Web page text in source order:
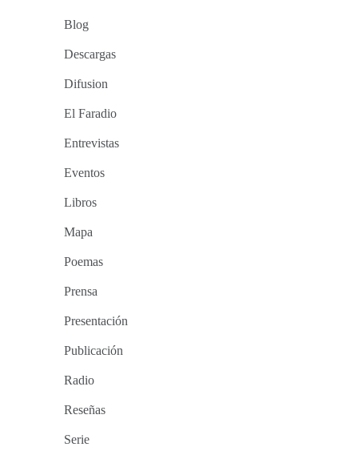
Blog
Descargas
Difusion
El Faradio
Entrevistas
Eventos
Libros
Mapa
Poemas
Prensa
Presentación
Publicación
Radio
Reseñas
Serie